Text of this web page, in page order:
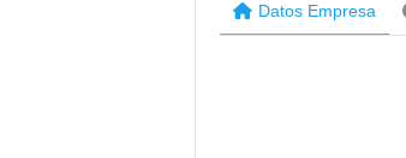
Datos Empresa